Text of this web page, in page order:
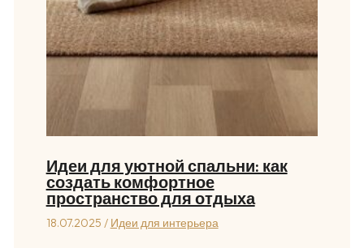
Идеи для уютной спальни: как
создать комфортное
пространство для отдыха
18.07.2025 / Идеи для интерьера